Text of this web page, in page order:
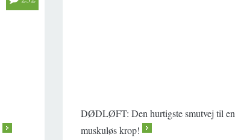
DØDLØFT: Den hurtigste smutvej til en
muskuløs krop!